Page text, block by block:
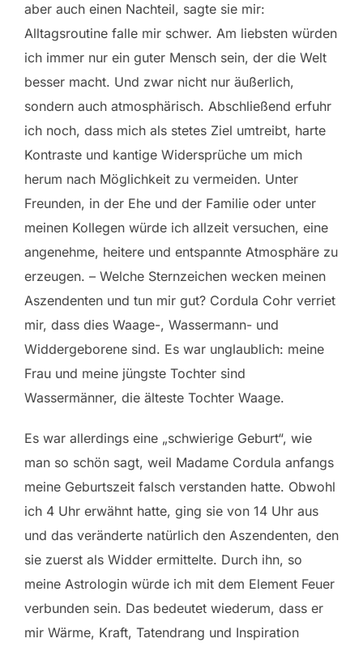
aber auch einen Nachteil, sagte sie mir:
Alltagsroutine falle mir schwer. Am liebsten würden
ich immer nur ein guter Mensch sein, der die Welt
besser macht. Und zwar nicht nur äußerlich,
sondern auch atmosphärisch. Abschließend erfuhr
ich noch, dass mich als stetes Ziel umtreibt, harte
Kontraste und kantige Widersprüche um mich
herum nach Möglichkeit zu vermeiden. Unter
Freunden, in der Ehe und der Familie oder unter
meinen Kollegen würde ich allzeit versuchen, eine
angenehme, heitere und entspannte Atmosphäre zu
erzeugen. – Welche Sternzeichen wecken meinen
Aszendenten und tun mir gut? Cordula Cohr verriet
mir, dass dies Waage-, Wassermann- und
Widdergeborene sind. Es war unglaublich: meine
Frau und meine jüngste Tochter sind
Wassermänner, die älteste Tochter Waage.
Es war allerdings eine „schwierige Geburt“, wie
man so schön sagt, weil Madame Cordula anfangs
meine Geburtszeit falsch verstanden hatte. Obwohl
ich 4 Uhr erwähnt hatte, ging sie von 14 Uhr aus
und das veränderte natürlich den Aszendenten, den
sie zuerst als Widder ermittelte. Durch ihn, so
meine Astrologin würde ich mit dem Element Feuer
verbunden sein. Das bedeutet wiederum, dass er
mir Wärme, Kraft, Tatendrang und Inspiration